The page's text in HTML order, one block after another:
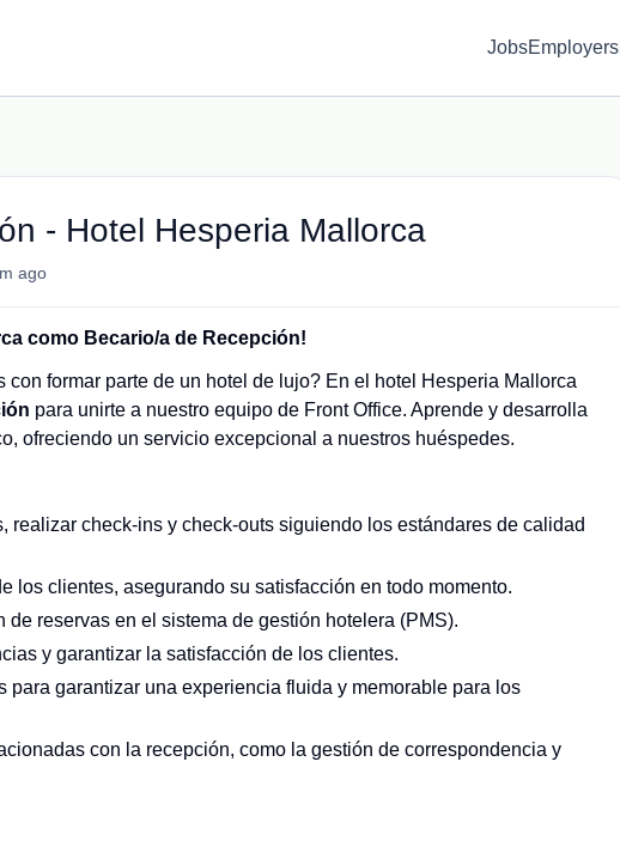
JobsEmployers
- Hotel Hesperia Mallorca
ago
como Becario/a de Recepción!
formar parte de un hotel de lujo? En el hotel Hesperia Mallorca
para unirte a nuestro equipo de Front Office. Aprende y desarrolla
ofreciendo un servicio excepcional a nuestros huéspedes.
realizar check-ins y check-outs siguiendo los estándares de calidad
los clientes, asegurando su satisfacción en todo momento.
reservas en el sistema de gestión hotelera (PMS).
y garantizar la satisfacción de los clientes.
para garantizar una experiencia fluida y memorable para los
con la recepción, como la gestión de correspondencia y